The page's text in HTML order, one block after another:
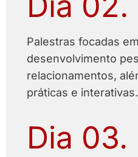
Palestras focadas
desenvolvimento
relacionamentos,
práticas e interativas.
Dia 03.